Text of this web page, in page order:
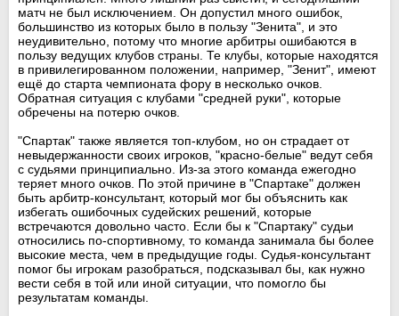
матч не был исключением. Он допустил много ошибок,
большинство из которых было в пользу "Зенита", и это
неудивительно, потому что многие арбитры ошибаются в
пользу ведущих клубов страны. Те клубы, которые находятся
в привилегированном положении, например, "Зенит", имеют
ещё до старта чемпионата фору в несколько очков.
Обратная ситуация с клубами "средней руки", которые
обречены на потерю очков.
"Спартак" также является топ-клубом, но он страдает от
невыдержанности своих игроков, "красно-белые" ведут себя
с судьями принципиально. Из-за этого команда ежегодно
теряет много очков. По этой причине в "Спартаке" должен
быть арбитр-консультант, который мог бы объяснить как
избегать ошибочных судейских решений, которые
встречаются довольно часто. Если бы к "Спартаку" судьи
относились по-спортивному, то команда занимала бы более
высокие места, чем в предыдущие годы. Судья-консультант
помог бы игрокам разобраться, подсказывал бы, как нужно
вести себя в той или иной ситуации, что помогло бы
результатам команды.